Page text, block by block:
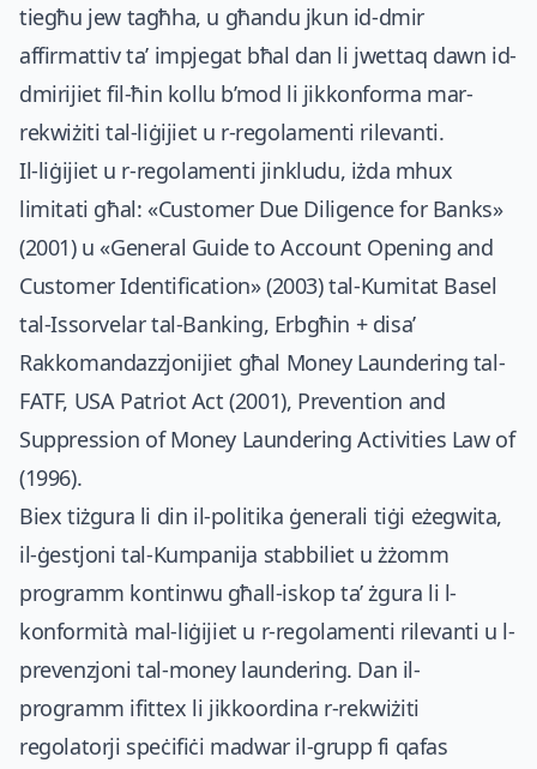
tiegħu jew tagħha, u għandu jkun id-dmir
affirmattiv ta’ impjegat bħal dan li jwettaq dawn id-
dmirijiet fil-ħin kollu b’mod li jikkonforma mar-
rekwiżiti tal-liġijiet u r-regolamenti rilevanti.
Il-liġijiet u r-regolamenti jinkludu, iżda mhux
limitati għal: «Customer Due Diligence for Banks»
(2001) u «General Guide to Account Opening and
Customer Identification» (2003) tal-Kumitat Basel
tal-Issorvelar tal-Banking, Erbgħin + disa’
Rakkomandazzjonijiet għal Money Laundering tal-
FATF, USA Patriot Act (2001), Prevention and
Suppression of Money Laundering Activities Law of
(1996).
Biex tiżgura li din il-politika ġenerali tiġi eżegwita,
il-ġestjoni tal-Kumpanija stabbiliet u żżomm
programm kontinwu għall-iskop ta’ żgura li l-
konformità mal-liġijiet u r-regolamenti rilevanti u l-
prevenzjoni tal-money laundering. Dan il-
programm ifittex li jikkoordina r-rekwiżiti
regolatorji speċifiċi madwar il-grupp fi qafas